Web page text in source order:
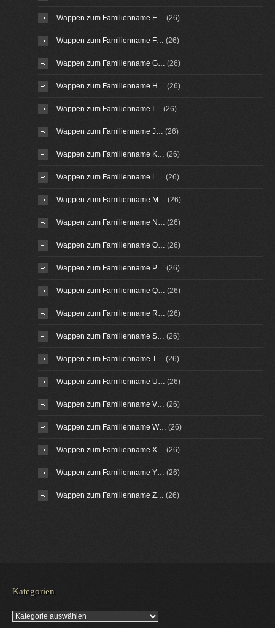
Wappen zum Familienname E… (26)
Wappen zum Familienname F… (26)
Wappen zum Familienname G… (26)
Wappen zum Familienname H… (26)
Wappen zum Familienname I… (26)
Wappen zum Familienname J… (26)
Wappen zum Familienname K… (26)
Wappen zum Familienname L… (26)
Wappen zum Familienname M… (26)
Wappen zum Familienname N… (26)
Wappen zum Familienname O… (26)
Wappen zum Familienname P… (26)
Wappen zum Familienname Q… (26)
Wappen zum Familienname R… (26)
Wappen zum Familienname S… (26)
Wappen zum Familienname T… (26)
Wappen zum Familienname U… (26)
Wappen zum Familienname V… (26)
Wappen zum Familienname W… (26)
Wappen zum Familienname X… (26)
Wappen zum Familienname Y… (26)
Wappen zum Familienname Z… (26)
Kategorien
Kategorien